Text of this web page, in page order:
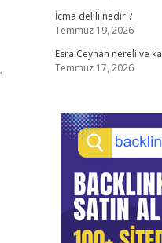
İcma delili nedir ?
Temmuz 19, 2026
Esra Ceyhan nereli ve
Temmuz 17, 2026